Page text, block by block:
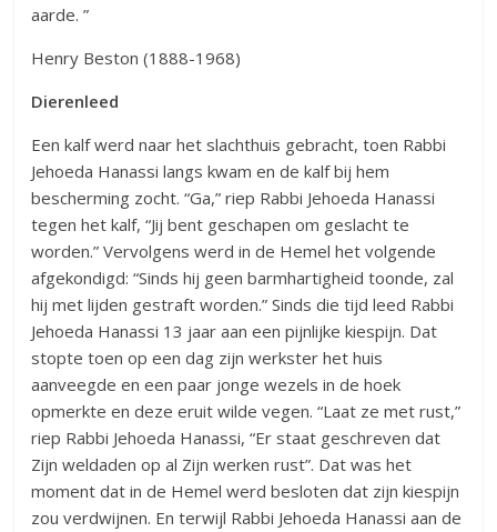
aarde. ”
Henry Beston (1888-1968)
Dierenleed
Een kalf werd naar het slachthuis gebracht, toen Rabbi
Jehoeda Hanassi langs kwam en de kalf bij hem
bescherming zocht. “Ga,” riep Rabbi Jehoeda Hanassi
tegen het kalf, “Jij bent geschapen om geslacht te
worden.” Vervolgens werd in de Hemel het volgende
afgekondigd: “Sinds hij geen barmhartigheid toonde, zal
hij met lijden gestraft worden.” Sinds die tijd leed Rabbi
Jehoeda Hanassi 13 jaar aan een pijnlijke kiespijn. Dat
stopte toen op een dag zijn werkster het huis
aanveegde en een paar jonge wezels in de hoek
opmerkte en deze eruit wilde vegen. “Laat ze met rust,”
riep Rabbi Jehoeda Hanassi, “Er staat geschreven dat
Zijn weldaden op al Zijn werken rust”. Dat was het
moment dat in de Hemel werd besloten dat zijn kiespijn
zou verdwijnen. En terwijl Rabbi Jehoeda Hanassi aan de